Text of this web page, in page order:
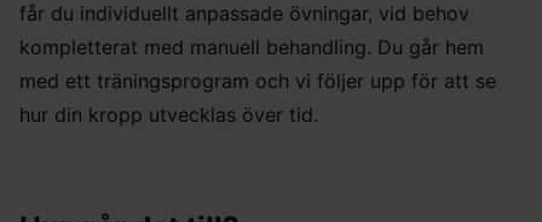
får du individuellt anpassade övningar, vid behov
kompletterat med manuell behandling. Du går hem
med ett träningsprogram och vi följer upp för att se
hur din kropp utvecklas över tid.